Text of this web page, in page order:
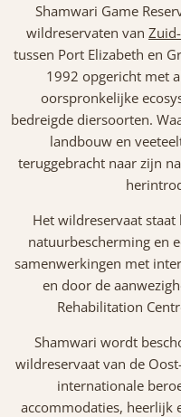
Shamwari Game
wildreservaten van
tussen Port Elizabeth en
1992 opgericht met
oorspronkelijke
bedreigde diersoorten.
landbouw en
teruggebracht naar zijn
Het wildreservaat
natuurbescherming en
samenwerkingen met
en door de
Rehabilitation
Shamwari wordt
wildreservaat van de
internationale
accommodaties, heerlijk